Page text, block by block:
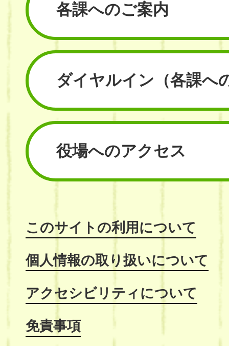
各課へのご案内
ダイヤルイン （各課へ
役場へのアクセス
このサイトの利用について
個人情報の取り扱いについて
アクセシビリティについて
免責事項